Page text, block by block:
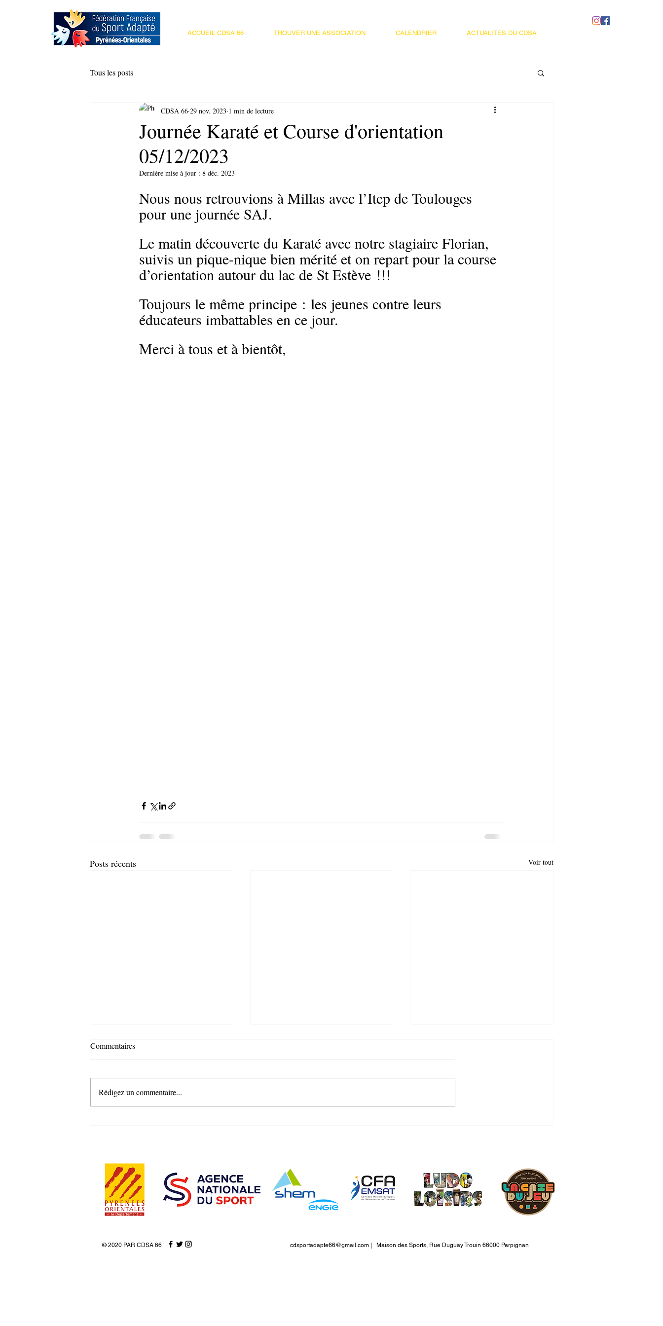
ACCUEIL CDSA 66 TROUVER UNE ASSOCIATION CALENDRIER ACTUALITES DU CDSA
Tous les posts
Journée Karaté et Course d'orientation
05/12/2023
CDSA 66 29 nov. 2023 1 min de lecture
Dernière mise à jour : 8 déc. 2023
Nous nous retrouvions à Millas avec l’Itep de Toulouges
pour une journée SAJ.
Le matin découverte du Karaté avec notre stagiaire Florian,
suivis un pique-nique bien mérité et on repart pour la course
d’orientation autour du lac de St Estève !!!
Toujours le même principe : les jeunes contre leurs
éducateurs imbattables en ce jour.
Merci à tous et à bientôt,
Posts récents Voir tout
Commentaires
Rédigez un commentaire...
cdsportadapte66@gmail.com | Maison des Sports, Rue Duguay Trouin 66000 Perpignan
© 2020 PAR CDSA 66